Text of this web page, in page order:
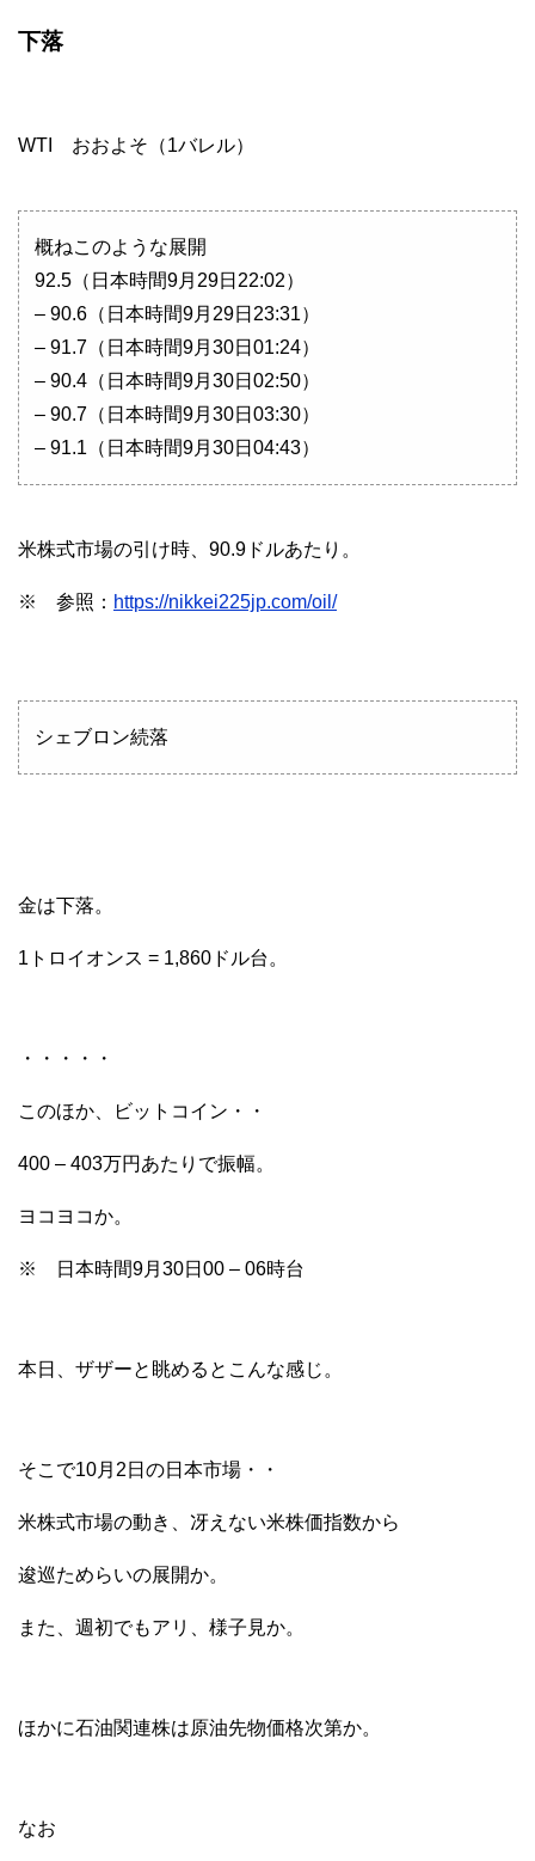
下落
WTI おおよそ（1バレル）
概ねこのような展開
92.5（日本時間9月29日22:02）
– 90.6（日本時間9月29日23:31）
– 91.7（日本時間9月30日01:24）
– 90.4（日本時間9月30日02:50）
– 90.7（日本時間9月30日03:30）
– 91.1（日本時間9月30日04:43）
米株式市場の引け時、90.9ドルあたり。
※ 参照： https://nikkei225jp.com/oil/
シェブロン続落
金は下落。
1トロイオンス = 1,860ドル台。
・・・・・
このほか、ビットコイン・・
400 – 403万円あたりで振幅。
ヨコヨコか。
※ 日本時間9月30日00 – 06時台
本日、ザザーと眺めるとこんな感じ。
そこで10月2日の日本市場・・
米株式市場の動き、冴えない米株価指数から
逡巡ためらいの展開か。
また、週初でもアリ、様子見か。
ほかに石油関連株は原油先物価格次第か。
なお